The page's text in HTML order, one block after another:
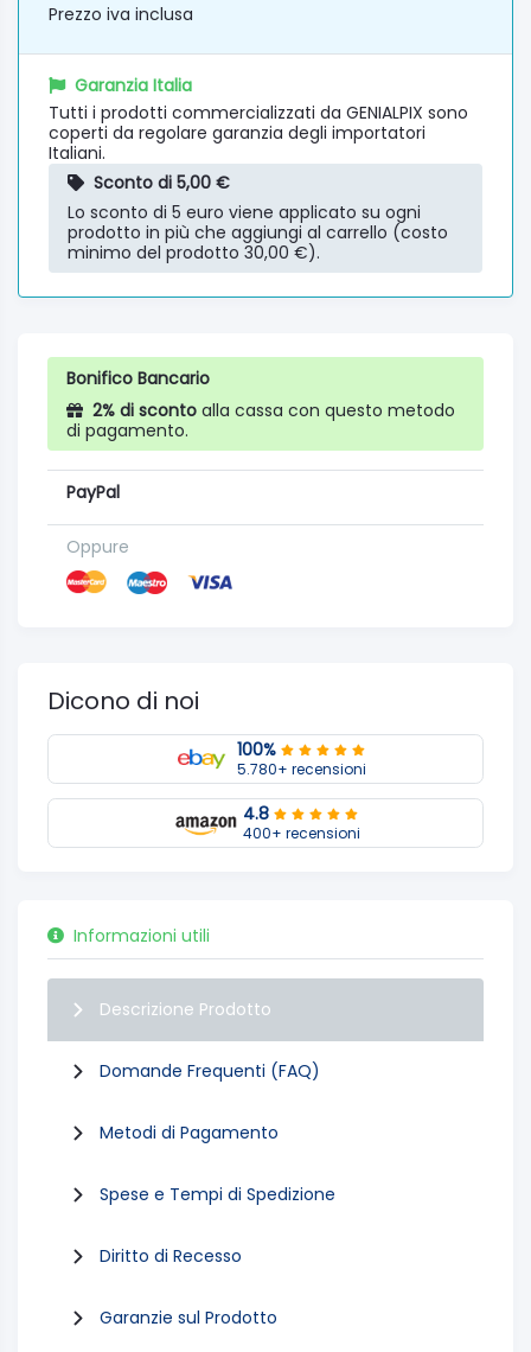
Prezzo iva inclusa
Garanzia Italia
Tutti i prodotti commercializzati da GENIALPIX sono
coperti da regolare garanzia degli importatori
Italiani.
Sconto di 5,00 €
Lo sconto di 5 euro viene applicato su ogni
prodotto in più che aggiungi al carrello (costo
minimo del prodotto 30,00 €).
Bonifico Bancario
2% di sconto alla cassa con questo metodo
di pagamento.
PayPal
Oppure
Dicono di noi
100%
5.780+ recensioni
4.8
400+ recensioni
Informazioni utili
Descrizione Prodotto
Domande Frequenti (FAQ)
Metodi di Pagamento
Spese e Tempi di Spedizione
Diritto di Recesso
Garanzie sul Prodotto